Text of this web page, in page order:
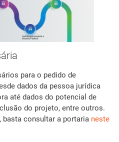
para o pedido de
dados da pessoa jurídica
até dados do potencial de
do projeto, entre outros.
basta consultar a portaria neste